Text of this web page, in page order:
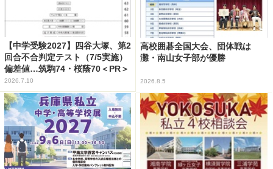
【中学受験2027】四谷大塚、第2
回合不合判定テスト（7/5実施）
偏差値…筑駒74・桜蔭70＜PR＞
2026.7.10
高校囲碁全国大会、団体戦は
灘・南山女子部が優勝
2026.8.5